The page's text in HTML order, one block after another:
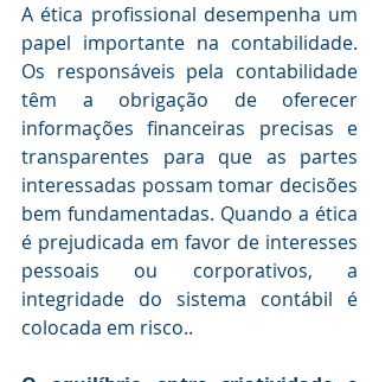
A ética profissional desempenha um
papel importante na contabilidade.
Os responsáveis pela contabilidade
têm a obrigação de oferecer
informações financeiras precisas e
transparentes para que as partes
interessadas possam tomar decisões
bem fundamentadas. Quando a ética
é prejudicada em favor de interesses
pessoais ou corporativos, a
integridade do sistema contábil é
colocada em risco..